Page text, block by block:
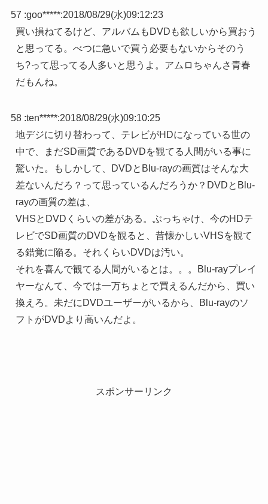
57 :goo*****:2018/08/29(水)09:12:23
買い損ねてるけど、アルバムもDVDも欲しいから買おう
と思ってる。べつに急いで買う必要もないからそのう
ち?って思ってる人多いと思うよ。アムロちゃんさ青春
だもんね。
58 :ten*****:2018/08/29(水)09:10:25
地デジに切り替わって、テレビがHDになっている世の
中で、まだSD画質であるDVDを観てる人間がいる事に
驚いた。もしかして、DVDとBlu-rayの画質はそんな大
差ないんだろ？って思っているんだろうか？DVDとBlu-
rayの画質の差は、
VHSとDVDくらいの差がある。ぶっちゃけ、今のHDテ
レビでSD画質のDVDを観ると、昔懐かしいVHSを観て
る錯覚に陥る。それくらいDVDは汚い。
それを喜んで観てる人間がいるとは。。。Blu-rayプレイ
ヤーなんて、今では一万ちょとで買えるんだから、買い
換えろ。未だにDVDユーザーがいるから、Blu-rayのソ
フトがDVDより高いんだよ。
スポンサーリンク